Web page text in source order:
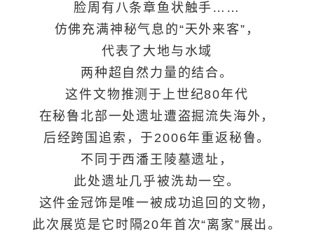
脸周有八条章鱼状触手……
仿佛充满神秘气息的“天外来客”，
代表了大地与水域
两种超自然力量的结合。
这件文物推测于上世纪80年代
在秘鲁北部一处遗址遭盗掘流失海外，
后经跨国追索，于2006年重返秘鲁。
不同于西潘王陵墓遗址，
此处遗址几乎被洗劫一空。
这件金冠饰是唯一被成功追回的文物，
此次展览是它时隔20年首次“离家”展出。